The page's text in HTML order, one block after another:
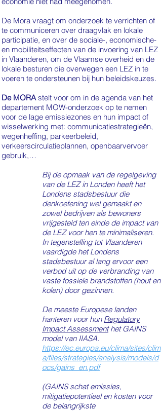
De Mora vraagt om onderzoek te verrichten of
te communiceren over draagvlak en lokale
participatie, en over de sociale-, economische-
en mobiliteitseffecten van de invoering van LEZ
in Vlaanderen, om de Vlaamse overheid en de
lokale besturen die overwegen een LEZ in te
voeren te ondersteunen bij hun beleidskeuzes.
De MORAstelt voor om in de agenda van het
departement MOW-onderzoek op te nemen
voor de lage emissiezones en hun impact of
wisselwerking met: communicatiestrategieën,
wegenheffing, parkeerbeleid,
verkeerscirculatieplannen, openbaarvervoer
gebruik,…
Bij de opmaak van de regelgeving
van de LEZ in Londen heeft het
Londens stadsbestuur die
denkoefening wel gemaakt en
zowel bedrijven als bewoners
vrijgesteld ten einde de impact van
de LEZ voor hen te minimaliseren.
In tegenstelling tot Vlaanderen
vaardigde het Londens
stadsbestuur al lang ervoor een
verbod uit op de verbranding van
vaste fossiele brandstoffen (hout en
kolen) door gezinnen.
De meeste Europese landen
hanteren voor hun Regulatory
Impact Assessmenthet GAINS
model van IIASA.
https://ec.europa.eu/clima/sites/clim
a/files/strategies/analysis/models/d
ocs/gains_en.pdf
(GAINS schat emissies,
mitigatiepotentieel en kosten voor
de belangrijkste